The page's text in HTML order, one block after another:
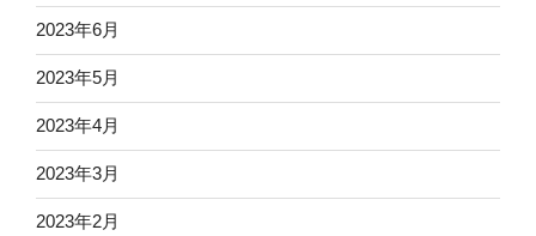
2023年6月
2023年5月
2023年4月
2023年3月
2023年2月